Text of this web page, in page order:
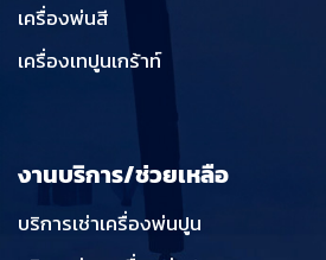
เครื่องพ่นสี
เครื่องเทปูนเกร้าท์
งานบริการ/ช่วยเหลือ
บริการเช่าเครื่องพ่นปูน